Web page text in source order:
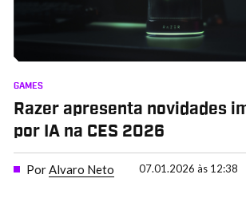
GAMES
Razer apresenta novidades
por IA na CES 2026
PorAlvaro Neto 07.01.2026 às 12:38